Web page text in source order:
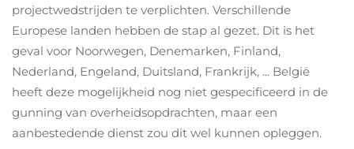
projectwedstrijden te verplichten. Verschillende
Europese landen hebben de stap al gezet. Dit is het
geval voor Noorwegen, Denemarken, Finland,
Nederland, Engeland, Duitsland, Frankrijk, ... België
heeft deze mogelijkheid nog niet gespecificeerd in de
gunning van overheidsopdrachten, maar een
aanbestedende dienst zou dit wel kunnen opleggen.